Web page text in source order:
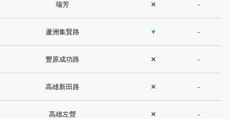
瑞芳 ✕ -
蘆洲集賢路 ▼ -
豐原成功路 ✕ -
高雄新田路 ✕ -
高雄左營 ✕ -